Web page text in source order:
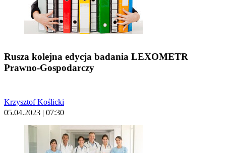
Rusza kolejna edycja badania LEXOMETR
Prawno-Gospodarczy
Krzysztof Koślicki
05.04.2023 | 07:30